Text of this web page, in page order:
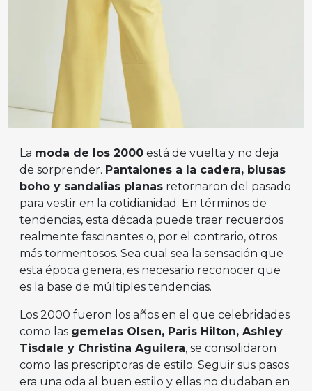
La moda de los 2000 está de vuelta y no deja
de sorprender. Pantalones a la cadera, blusas
boho y sandalias planas retornaron del pasado
para vestir en la cotidianidad. En términos de
tendencias, esta década puede traer recuerdos
realmente fascinantes o, por el contrario, otros
más tormentosos. Sea cual sea la sensación que
esta época genera, es necesario reconocer que
es la base de múltiples tendencias.
Los 2000 fueron los años en el que celebridades
como las gemelas Olsen, Paris Hilton, Ashley
Tisdale y Christina Aguilera, se consolidaron
como las prescriptoras de estilo. Seguir sus pasos
era una oda al buen estilo y ellas no dudaban en